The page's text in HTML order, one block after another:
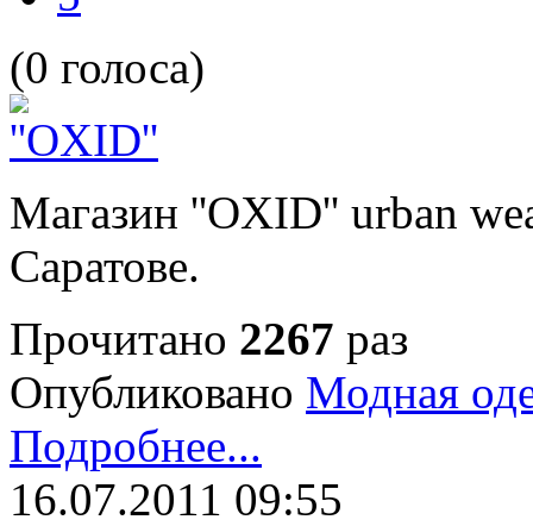
(0 голоса)
Магазин ''OXID'' urban
Саратове.
Прочитано 2267 раз
Опубликовано Модная
Подробнее...
16.07.2011 09:55